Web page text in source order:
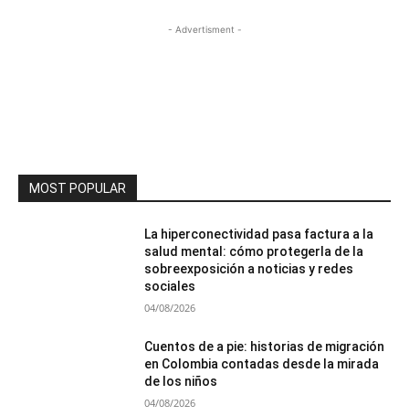
- Advertisment -
MOST POPULAR
La hiperconectividad pasa factura a la
salud mental: cómo protegerla de la
sobreexposición a noticias y redes
sociales
04/08/2026
Cuentos de a pie: historias de migración
en Colombia contadas desde la mirada
de los niños
04/08/2026